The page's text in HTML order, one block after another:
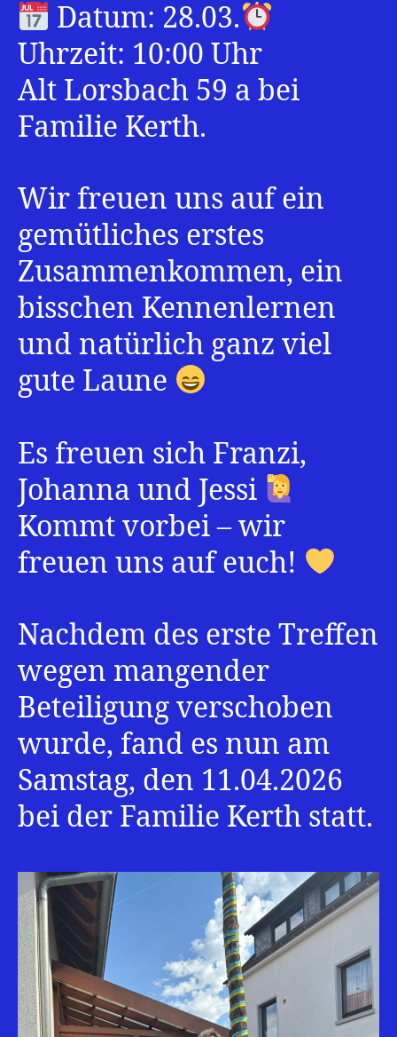
Datum: 28.03.
Uhrzeit: 10:00 Uhr
Alt Lorsbach 59 a bei
Familie Kerth.
Wir freuen uns auf ein
gemütliches erstes
Zusammenkommen, ein
bisschen Kennenlernen
und natürlich ganz viel
gute Laune
Es freuen sich Franzi,
Johanna und Jessi
Kommt vorbei – wir
freuen uns auf euch!
Nachdem des erste Treffen
wegen mangender
Beteiligung verschoben
wurde, fand es nun am
Samstag, den 11.04.2026
bei der Familie Kerth statt.